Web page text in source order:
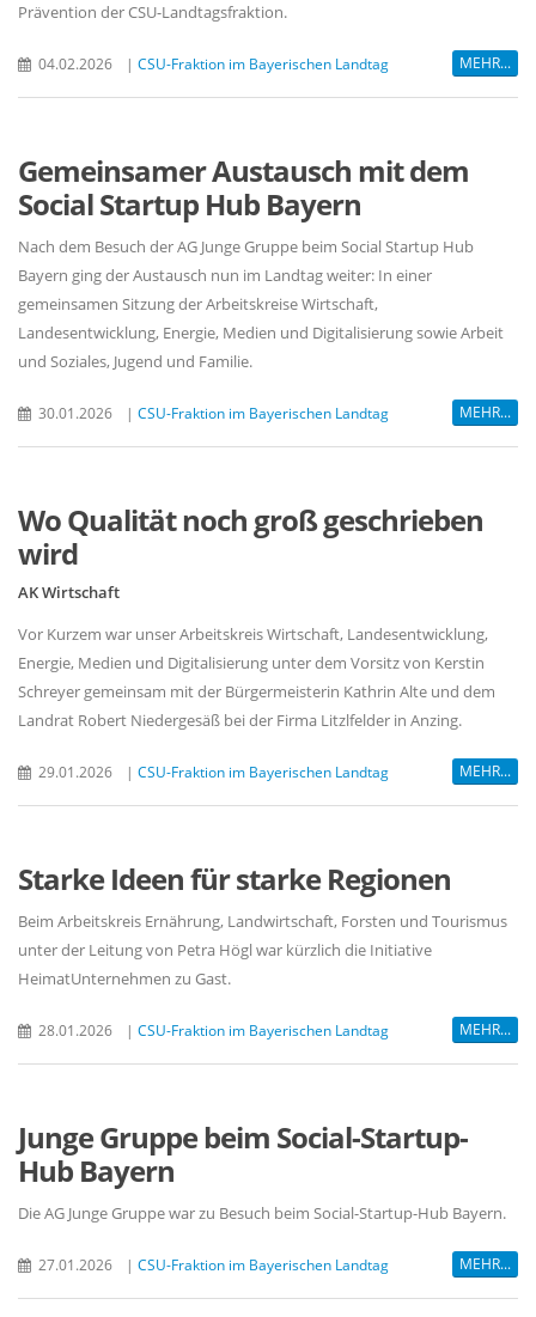
Prävention der CSU-Landtagsfraktion.
04.02.2026 | CSU-Fraktion im Bayerischen Landtag MEHR...
Gemeinsamer Austausch mit dem
Social Startup Hub Bayern
Nach dem Besuch der AG Junge Gruppe beim Social Startup Hub
Bayern ging der Austausch nun im Landtag weiter: In einer
gemeinsamen Sitzung der Arbeitskreise Wirtschaft,
Landesentwicklung, Energie, Medien und Digitalisierung sowie Arbeit
und Soziales, Jugend und Familie.
30.01.2026 | CSU-Fraktion im Bayerischen Landtag MEHR...
Wo Qualität noch groß geschrieben
wird
AK Wirtschaft
Vor Kurzem war unser Arbeitskreis Wirtschaft, Landesentwicklung,
Energie, Medien und Digitalisierung unter dem Vorsitz von Kerstin
Schreyer gemeinsam mit der Bürgermeisterin Kathrin Alte und dem
Landrat Robert Niedergesäß bei der Firma Litzlfelder in Anzing.
29.01.2026 | CSU-Fraktion im Bayerischen Landtag MEHR...
Starke Ideen für starke Regionen
Beim Arbeitskreis Ernährung, Landwirtschaft, Forsten und Tourismus
unter der Leitung von Petra Högl war kürzlich die Initiative
HeimatUnternehmen zu Gast.
28.01.2026 | CSU-Fraktion im Bayerischen Landtag MEHR...
Junge Gruppe beim Social-Startup-
Hub Bayern
Die AG Junge Gruppe war zu Besuch beim Social-Startup-Hub Bayern.
27.01.2026 | CSU-Fraktion im Bayerischen Landtag MEHR...